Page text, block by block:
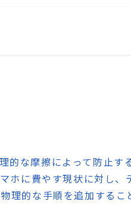
な摩擦によって防止す
ホに費やす現状に対し、
理的な手順を追加するこ